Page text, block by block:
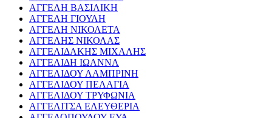
ΑΓΓΕΛΗ ΒΑΣΙΛΙΚΗ
ΑΓΓΕΛΗ ΓΙΟΥΛΗ
ΑΓΓΕΛΗ ΝΙΚΟΛΕΤΑ
ΑΓΓΕΛΗΣ ΝΙΚΟΛΑΣ
ΑΓΓΕΛΙΔΑΚΗΣ ΜΙΧΑΛΗΣ
ΑΓΓΕΛΙΔΗ ΙΩΑΝΝΑ
ΑΓΓΕΛΙΔΟΥ ΛΑΜΠΡΙΝΗ
ΑΓΓΕΛΙΔΟΥ ΠΕΛΑΓΙΑ
ΑΓΓΕΛΙΔΟΥ ΤΡΥΦΩΝΙΑ
ΑΓΓΕΛΙΤΣΑ ΕΛΕΥΘΕΡΙΑ